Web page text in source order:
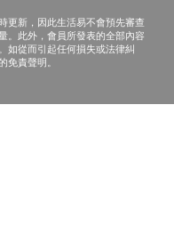
更新，因此生活易不會預先審查
。此外，會員所發表的全部內容
如從而引起任何損失或法律糾
責聲明。